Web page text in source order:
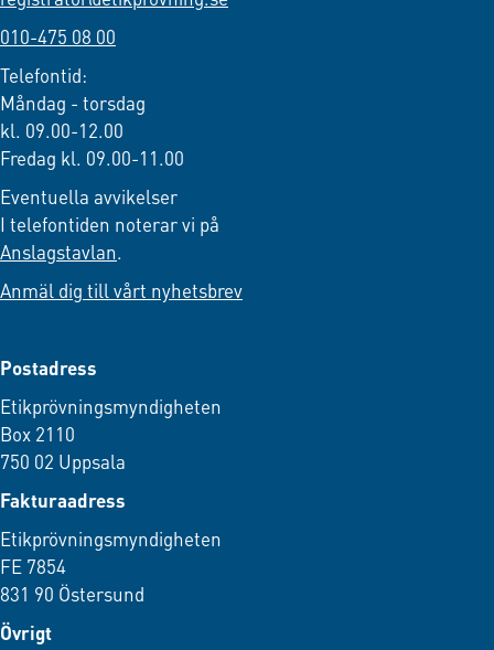
010-475 08 00
Telefontid:
Måndag - torsdag
kl. 09.00-12.00
Fredag kl. 09.00-11.00
Eventuella avvikelser
I telefontiden noterar vi på
Anslagstavlan.
Anmäl dig till vårt nyhetsbrev
Postadress
Etikprövningsmyndigheten
Box 2110
750 02 Uppsala
Fakturaadress
Etikprövningsmyndigheten
FE 7854
831 90 Östersund
Övrigt